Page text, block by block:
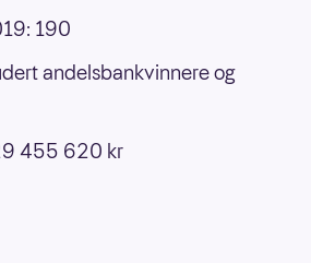
190
andelsbankvinnere og
455 620 kr